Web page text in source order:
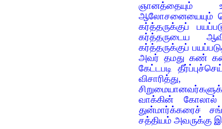
ஞானத்தையும்
ஆலோசனையையும்
கர்த்தருக்குப்
கர்த்தருடைய
கர்த்தருக்குப்
அவர் தமது கண்
கேட்டபடி
விசாரித்து,
வாக்கின் கோலால்
துன்மார்க்கரைச்
சத்தியம் அவருக்கு